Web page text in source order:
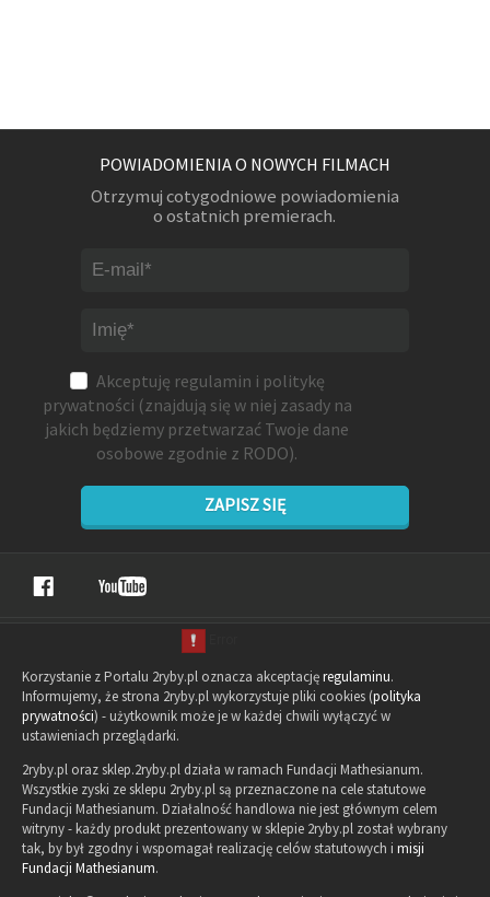
POWIADOMIENIA O NOWYCH FILMACH
Otrzymuj cotygodniowe powiadomienia
o ostatnich premierach.
Akceptuję regulamin i politykę
prywatności (znajdują się w niej zasady na
jakich będziemy przetwarzać Twoje dane
osobowe zgodnie z RODO).
ZAPISZ SIĘ
Korzystanie z Portalu 2ryby.pl oznacza akceptacjęregulaminu.
Informujemy, że strona 2ryby.pl wykorzystuje pliki cookies (polityka
prywatności) - użytkownik może je w każdej chwili wyłączyć w
ustawieniach przeglądarki.
2ryby.pl oraz sklep.2ryby.pl działa w ramach Fundacji Mathesianum.
Wszystkie zyski ze sklepu 2ryby.pl są przeznaczone na cele statutowe
Fundacji Mathesianum. Działalność handlowa nie jest głównym celem
witryny - każdy produkt prezentowany w sklepie 2ryby.pl został wybrany
tak, by był zgodny i wspomagał realizację celów statutowych i misji
Fundacji Mathesianum.